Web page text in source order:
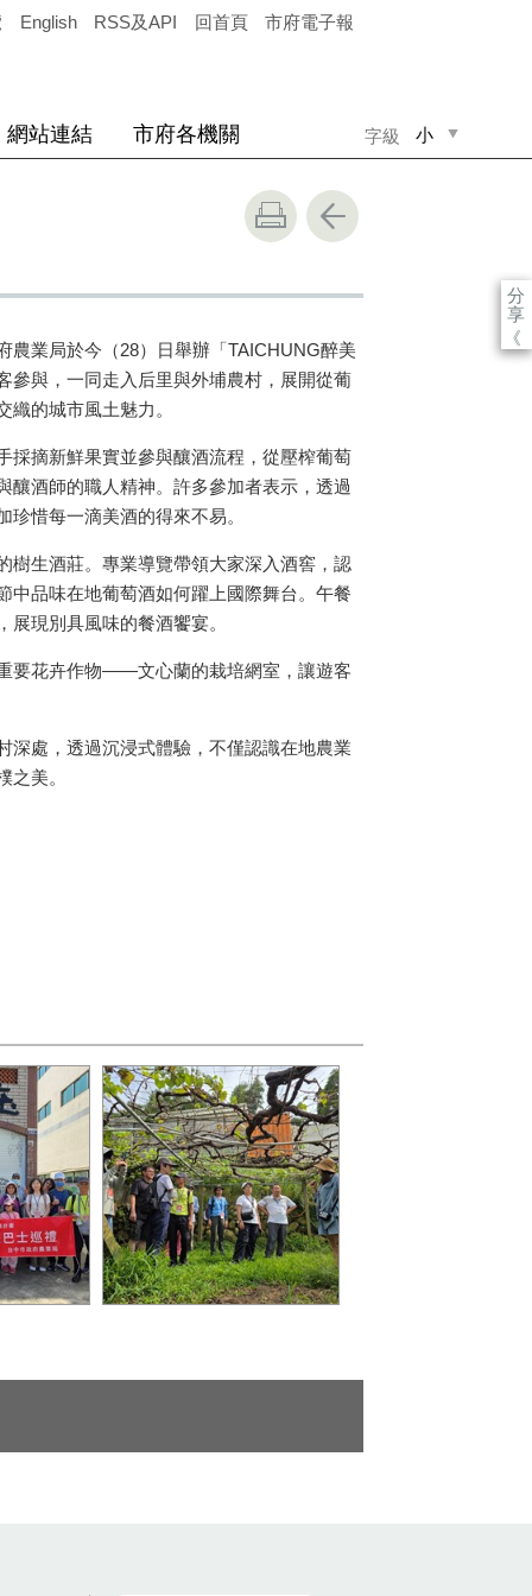
English RSS及API 回首頁 市府電子報
字級 小
網站連結 市府各機關
分
享
《
農業局於今（28）日舉辦「TAICHUNG醉美
與，一同走入后里與外埔農村，展開從葡
的城市風土魅力。
採摘新鮮果實並參與釀酒流程，從壓榨葡萄
釀酒師的職人精神。許多參加者表示，透過
惜每一滴美酒的得來不易。
樹生酒莊。專業導覽帶領大家深入酒窖，認
中品味在地葡萄酒如何躍上國際舞台。午餐
現別具風味的餐酒饗宴。
要花卉作物——文心蘭的栽培網室，讓遊客
深處，透過沉浸式體驗，不僅認識在地農業
之美。